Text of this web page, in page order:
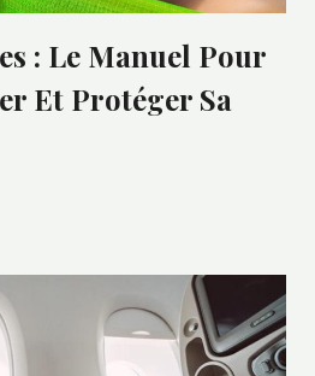
: Le Manuel Pour
Et Protéger Sa